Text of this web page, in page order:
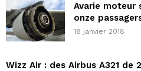
Avarie moteur
onze
18 janvier 2018
Wizz Air : des Airbus A321 de